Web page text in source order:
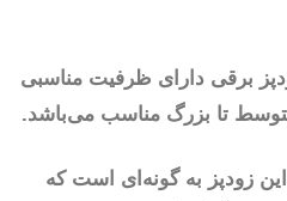
برقی دارای ظرفیت مناسبی
تا بزرگ مناسب می‌باشد.
زودپز به گونه‌ای است که